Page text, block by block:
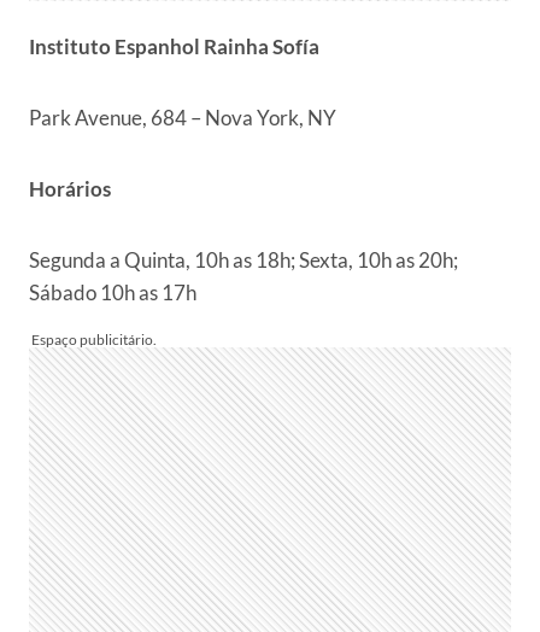
Instituto Espanhol Rainha Sofía
Park Avenue, 684 – Nova York, NY
Horários
Segunda a Quinta, 10h as 18h; Sexta, 10h as 20h;
Sábado 10h as 17h